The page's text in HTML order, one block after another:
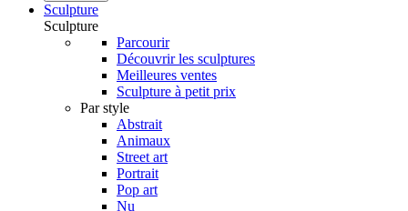
Sculpture
Sculpture
Parcourir
Découvrir les sculptures
Meilleures ventes
Sculpture à petit prix
Par style
Abstrait
Animaux
Street art
Portrait
Pop art
Nu